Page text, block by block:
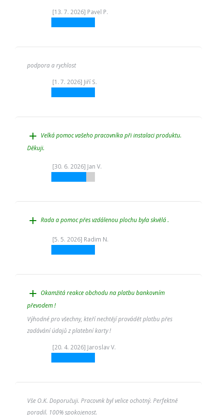
[13. 7. 2026] Pavel P.
podpora a rychlost
[1. 7. 2026] Jiří S.
add
Velká pomoc vašeho pracovníka při instalaci produktu.
Děkuji.
[30. 6. 2026] Jan V.
add Rada a pomoc přes vzdálenou plochu byla skvělá .
[5. 5. 2026] Radim N.
add Okamžitá reakce obchodu na platbu bankovním
převodem !
Výhodné pro všechny, kteří nechtějí provádět platbu přes
zadávání údajů z platební karty !
[20. 4. 2026] Jaroslav V.
Vše O.K. Doporučuji. Pracovnk byl velice ochotný. Perfektně
poradil. 100% spokojenost.